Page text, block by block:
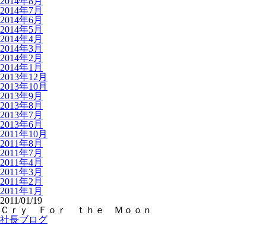
2014年7月
2014年6月
2014年5月
2014年4月
2014年3月
2014年2月
2014年1月
2013年12月
2013年10月
2013年9月
2013年8月
2013年7月
2013年6月
2011年10月
2011年8月
2011年7月
2011年4月
2011年3月
2011年2月
2011年1月
2011/01/19
Ｃｒｙ Ｆｏｒ ｔｈｅ Ｍｏｏｎ
社長ブログ